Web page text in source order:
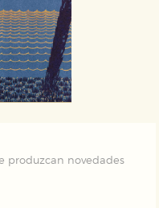
produzcan novedades